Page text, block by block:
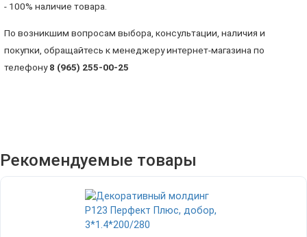
- 100% наличие товара.
По возникшим вопросам выбора, консультации, наличия и
покупки, обращайтесь к менеджеру интернет-магазина по
телефону8 (965) 255-00-25
Рекомендуемые товары